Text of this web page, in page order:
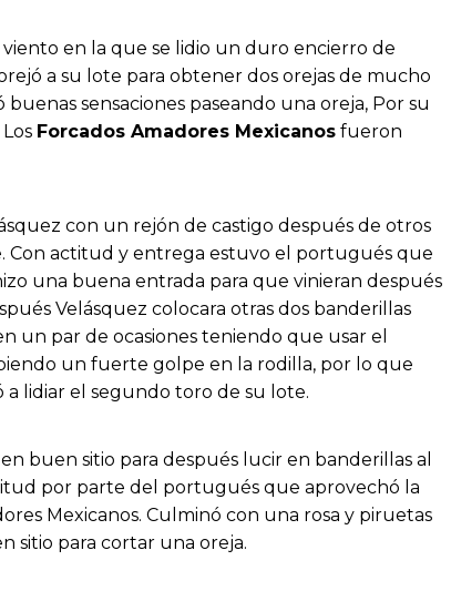
viento en la que se lidio un duro encierro de
a su lote para obtener dos orejas de mucho
buenas sensaciones paseando una oreja, Por su
Forcados Amadores Mexicanos fueron
con un rejón de castigo después de otros
Con actitud y entrega estuvo el portugués que
una buena entrada para que vinieran después
Velásquez colocara otras dos banderillas
un par de ocasiones teniendo que usar el
un fuerte golpe en la rodilla, por lo que
a lidiar el segundo toro de su lote.
buen sitio para después lucir en banderillas al
por parte del portugués que aprovechó la
Mexicanos. Culminó con una rosa y piruetas
sitio para cortar una oreja.